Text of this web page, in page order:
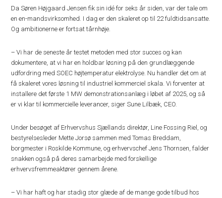
Da Søren Højgaard Jensen fik sin idé for seks år siden, var der tale om
en en-mandsvirksomhed. I dag er den skaleret op til 22 fuldtidsansatte.
Og ambitionerne er fortsat tårnhøje.
– Vi har de seneste år testet metoden med stor succes og kan
dokumentere, at vi har en holdbar løsning på den grundlæggende
udfordring med SOEC højtemperatur elektrolyse. Nu handler det om at
få skaleret vores løsning til industriel kommerciel skala. Vi forventer at
installere det første 1 MW demonstrationsanlæg i løbet af 2025, og så
er vi klar til kommercielle leverancer, siger Sune Lilbæk, CEO.
Under besøget af Erhvervshus Sjællands direktør, Line Fossing Riel, og
bestyrelsesleder Mette Jorsø sammen med Tomas Breddam,
borgmester i Roskilde Kommune, og erhvervschef Jens Thornsen, falder
snakken også på deres samarbejde med forskellige
erhvervsfremmeaktører gennem årene.
– Vi har haft og har stadig stor glæde af de mange gode tilbud hos